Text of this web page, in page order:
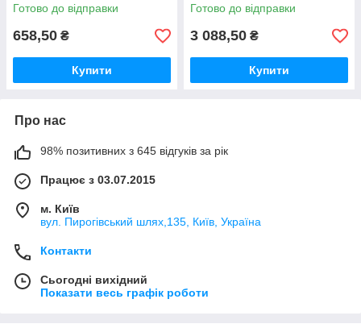
Готово до відправки
658,50 ₴
Купити
Готово до відправки
3 088,50 ₴
Купити
Про нас
98% позитивних з 645 відгуків за рік
Працює з 03.07.2015
м. Київ
вул. Пирогівський шлях,135, Київ, Україна
Контакти
Сьогодні вихідний
Показати весь графік роботи